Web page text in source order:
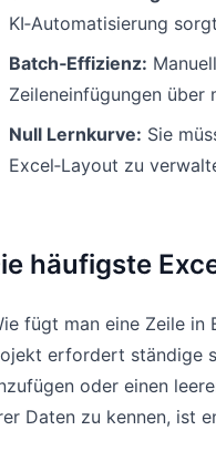
Pipelines, Ziele, Forecasts
Projekt
Meilensteine,
Lieferung und Status
wiederkehrende Business-
Nützliche
anderen
Teams.
KI‑Automatisierung
Batch‑Effizienz:
Zeileneinfügungen über
Null Lernkurve: Sie
Excel‑Layout zu
häufigste
fügt man eine Zeile
erfordert ständige
oder einen
Daten zu kennen, ist